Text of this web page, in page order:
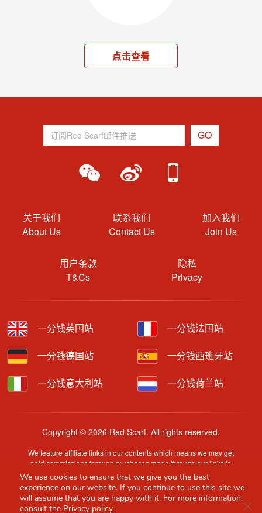
点击查看
关于我们
About Us
联系我们
Contact Us
加入我们
Join Us
用户条款
T&Cs
隐私
Privacy
一分钱英国站 一分钱法国站
一分钱德国站 一分钱西班牙站
一分钱意大利站 一分钱荷兰站
Copyright © 2026 Red Scarf. All rights reserved.
We feature affiliate links in our contents which means we may get
paid commissions through purchases made through our links to
retailer sites.
Content is provided by users, brands or merchants. Some
information may have been generated by AI and is provided for
guidance only. Accuracy and availability may change without prior
We use cookies to ensure that we give you the best
experience on our website. If you continue to use this site we
will assume that you are happy with it. For more information,
consult the Privacy policy.